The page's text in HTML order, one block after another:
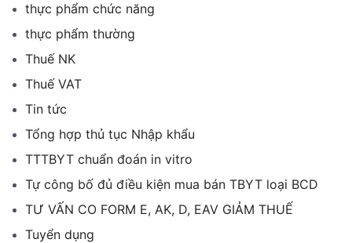
thực phẩm chức năng
thực phẩm thường
Thuế NK
Thuế VAT
Tin tức
Tổng hợp thủ tục Nhập khẩu
TTTBYT chuẩn đoán in vitro
Tự công bố đủ điều kiện mua bán TBYT loại BCD
TƯ VẤN CO FORM E, AK, D, EAV GIẢM THUẾ
Tuyển dụng